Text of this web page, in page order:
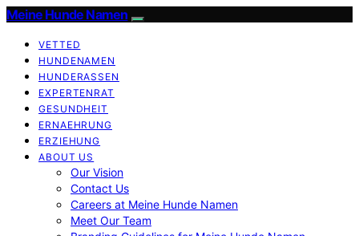
Meine Hunde Namen
VETTED
HUNDENAMEN
HUNDERASSEN
EXPERTENRAT
GESUNDHEIT
ERNAEHRUNG
ERZIEHUNG
ABOUT US
Our Vision
Contact Us
Careers at Meine Hunde Namen
Meet Our Team